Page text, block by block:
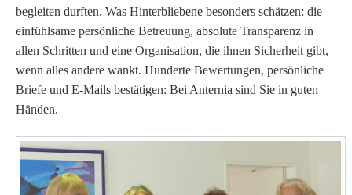
begleiten durften. Was Hinterbliebene besonders schätzen: die
einfühlsame persönliche Betreuung, absolute Transparenz in
allen Schritten und eine Organisation, die ihnen Sicherheit gibt,
wenn alles andere wankt. Hunderte Bewertungen, persönliche
Briefe und E-Mails bestätigen: Bei Anternia sind Sie in guten
Händen.